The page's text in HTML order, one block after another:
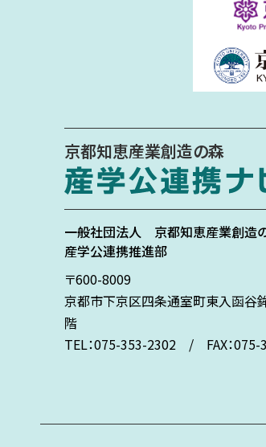
京都知恵産業創造の森
一般社団法人 京都知恵産業創造
産学公連携推進部
〒600-8009
京都市下京区四条通室町東入函谷
階
TEL：075-353-2302 / FAX：075-